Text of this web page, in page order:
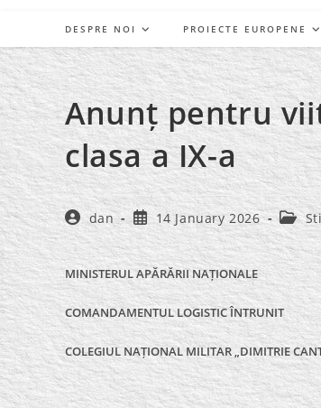
DESPRE NOI PROIECTE EUROPENE
Anunț pentru
clasa a IX-a
Post
author:
dan
Post
published:
14 January 2026
Post
MINISTERUL APĂRĂRII NAȚIONALE
COMANDAMENTUL LOGISTIC ÎNTRUNIT
COLEGIUL NAȚIONAL MILITAR „DIMITRIE